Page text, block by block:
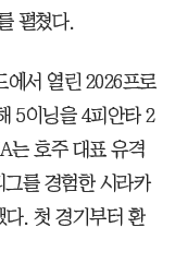
펼쳤다.
에서 열린 2026프로
5이닝을 4피안타 2
는 호주 대표 유격
를 경험한 시라카
다. 첫 경기부터 환